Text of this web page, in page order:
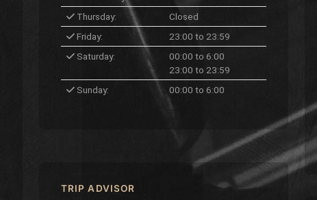
Thursday:
Closed
Friday:
23:00 to 23:59
Saturday:
00:00 to 6:00
23:00 to 23:59
Sunday:
00:00 to 6:00
TRIP ADVISOR